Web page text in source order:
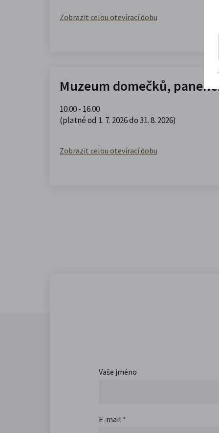
Zobrazit celou otevírací dobu
Muzeum domečků,
10.00 - 16.00
(platné od 1. 7. 2026 do 31. 8. 2026)
Zobrazit celou otevírací dobu
Vaše jméno
E-mail *